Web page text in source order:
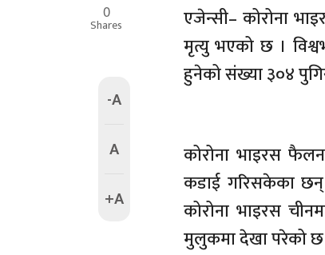
0
Shares
-A
A
+A
एजेन्सी– कोरोना
मृत्यु भएको छ ।
हुनेको संख्या ३०४
कोरोना भाइरस
कडाई गरिसकेका छन्
कोरोना भाइरस
मुलुकमा देखा परेको छ